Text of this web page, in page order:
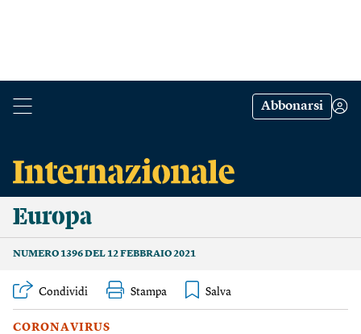
Abbonarsi
Europa
NUMERO 1396 DEL 12 FEBBRAIO 2021
Condividi Stampa
CORONAVIRUS